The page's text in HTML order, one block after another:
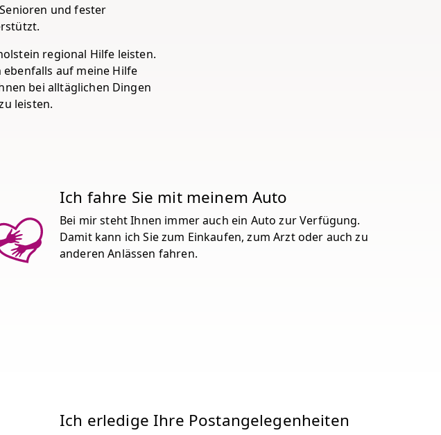
und fester
regional Hilfe leisten.
auf meine Hilfe
bei alltäglichen Dingen
leisten.
Ich fahre Sie mit meinem Auto
Bei mir steht Ihnen immer auch ein Auto zur Verfügung.
Damit kann ich Sie zum Einkaufen, zum Arzt oder auch zu
anderen Anlässen fahren.
Ich erledige Ihre Postangelegenheiten